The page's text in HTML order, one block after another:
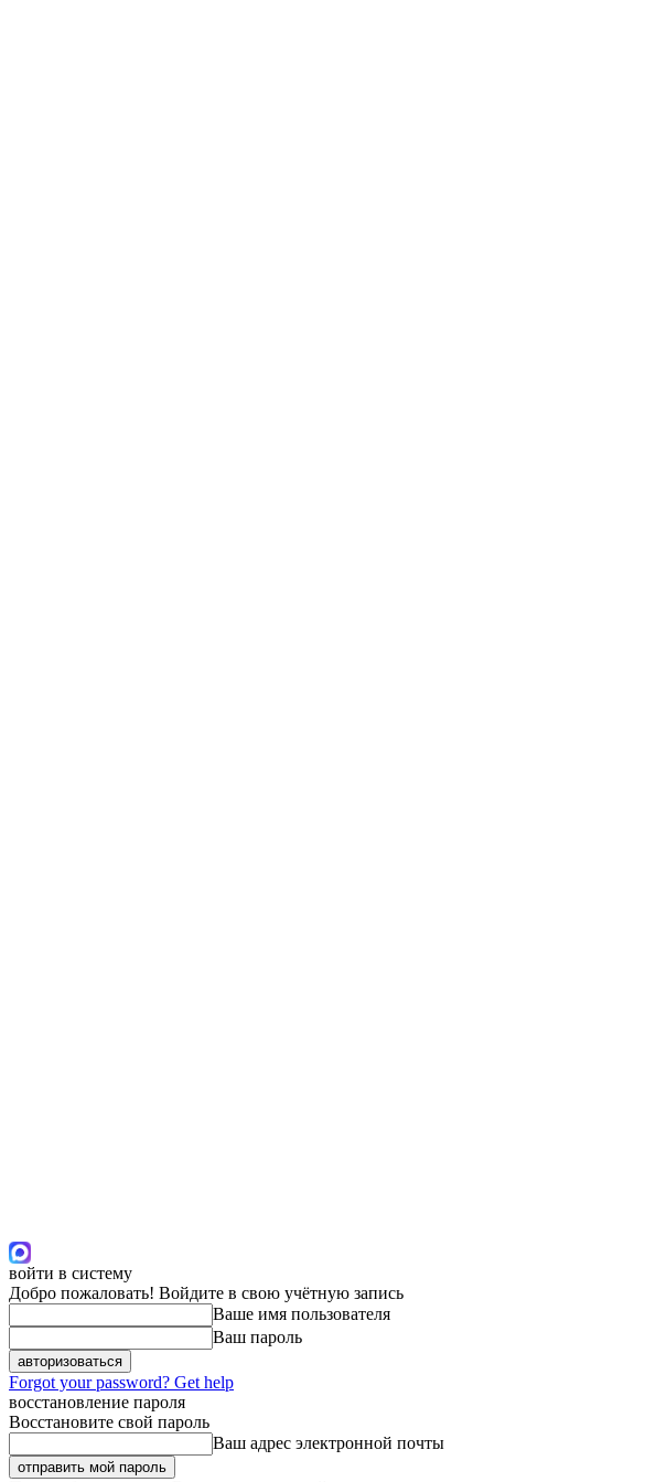
войти в систему
Добро пожаловать! Войдите в свою учётную запись
Ваше имя пользователя
Ваш пароль
Forgot your password? Get help
восстановление пароля
Восстановите свой пароль
Ваш адрес электронной почты